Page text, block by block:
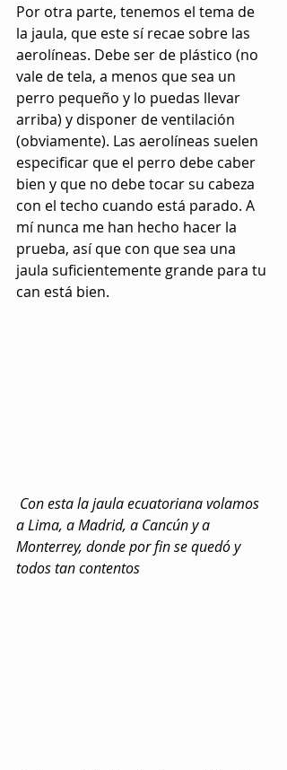
Por otra parte, tenemos el tema de
la jaula, que este sí recae sobre las
aerolíneas. Debe ser de plástico (no
vale de tela, a menos que sea un
perro pequeño y lo puedas llevar
arriba) y disponer de ventilación
(obviamente). Las aerolíneas suelen
especificar que el perro debe caber
bien y que no debe tocar su cabeza
con el techo cuando está parado. A
mí nunca me han hecho hacer la
prueba, así que con que sea una
jaula suficientemente grande para tu
can está bien.
a Lima, a Madrid, a Cancún y a
Monterrey, donde por fin se quedó y
todos tan contentos